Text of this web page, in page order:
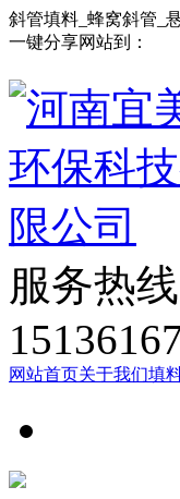
斜管填料_蜂窝斜管_
一键分享网站到：
服务热线
网站首页关于我们填